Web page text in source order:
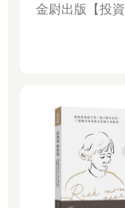
金尉出版【投